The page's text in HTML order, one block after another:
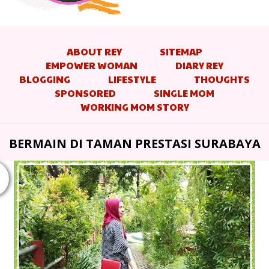
ABOUT REY
SITEMAP
EMPOWER WOMAN
DIARY REY
BLOGGING
LIFESTYLE
THOUGHTS
SPONSORED
SINGLE MOM
WORKING MOM STORY
BERMAIN DI TAMAN PRESTASI SURABAYA